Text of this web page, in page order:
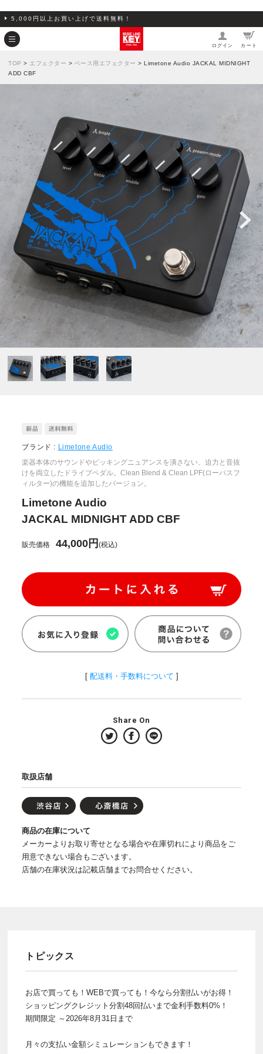
5,000円以上お買い上げで送料無料！
ログイン カート
TOP > エフェクター > ベース用エフェクター > Limetone Audio JACKAL MIDNIGHT
ADD CBF
ブランド : Limetone Audio
楽器本体のサウンドやピッキングニュアンスを潰さない、迫力と音抜
けを両立したドライブペダル。Clean Blend & Clean LPF(ローパスフ
ィルター)の機能を追加したバージョン。
Limetone Audio
JACKAL MIDNIGHT ADD CBF
販売価格 44,000円(税込)
[ 配送料・手数料について ]
Share On
取扱店舗
商品の在庫について
メーカーよりお取り寄せとなる場合や在庫切れにより商品をご
用意できない場合もございます。
店舗の在庫状況は記載店舗までお問合せください。
トピックス
お店で買っても！WEBで買っても！今なら分割払いがお得！
ショッピングクレジット分割48回払いまで金利手数料0%！
期間限定 ～2026年8月31日まで
月々の支払い金額シミュレーションもできます！